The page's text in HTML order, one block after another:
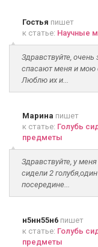
Гостья пишет
к статье: Научные
Здравствуйте,
спасают меня и мою
Люблю их и...
Марина пишет
к статье: Голубь
предметы
Здравствуйте, у
сидели 2
посередине...
н5нн55н6 пишет
к статье: Голубь
предметы